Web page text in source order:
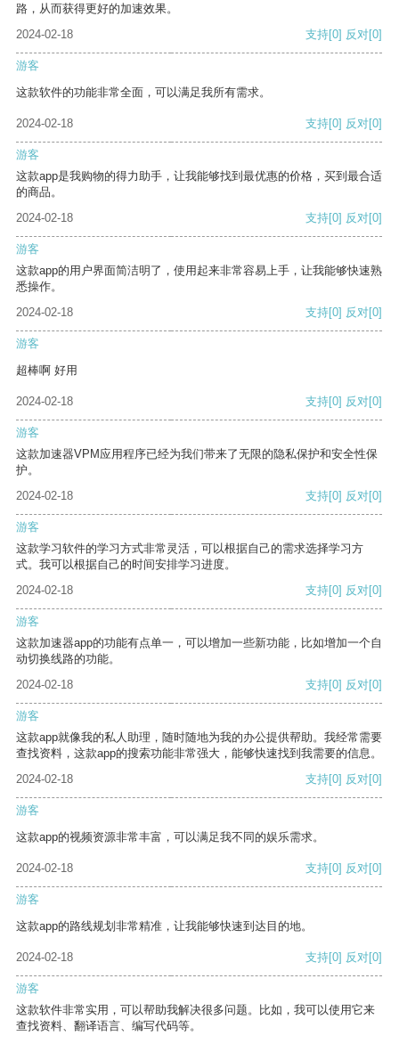
路，从而获得更好的加速效果。
2024-02-18
支持[0] 反对[0]
游客
这款软件的功能非常全面，可以满足我所有需求。
2024-02-18 支持[0] 反对[0]
游客
这款app是我购物的得力助手，让我能够找到最优惠的价格，买到最合适
的商品。
2024-02-18
支持[0] 反对[0]
游客
这款app的用户界面简洁明了，使用起来非常容易上手，让我能够快速熟
悉操作。
2024-02-18
支持[0] 反对[0]
游客
超棒啊 好用
2024-02-18 支持[0] 反对[0]
游客
这款加速器VPM应用程序已经为我们带来了无限的隐私保护和安全性保
护。
2024-02-18
支持[0] 反对[0]
游客
这款学习软件的学习方式非常灵活，可以根据自己的需求选择学习方
式。我可以根据自己的时间安排学习进度。
2024-02-18
支持[0] 反对[0]
游客
这款加速器app的功能有点单一，可以增加一些新功能，比如增加一个自
动切换线路的功能。
2024-02-18
支持[0] 反对[0]
游客
这款app就像我的私人助理，随时随地为我的办公提供帮助。我经常需要
查找资料，这款app的搜索功能非常强大，能够快速找到我需要的信息。
2024-02-18
支持[0] 反对[0]
游客
这款app的视频资源非常丰富，可以满足我不同的娱乐需求。
2024-02-18 支持[0] 反对[0]
游客
这款app的路线规划非常精准，让我能够快速到达目的地。
2024-02-18 支持[0] 反对[0]
游客
这款软件非常实用，可以帮助我解决很多问题。比如，我可以使用它来
查找资料、翻译语言、编写代码等。